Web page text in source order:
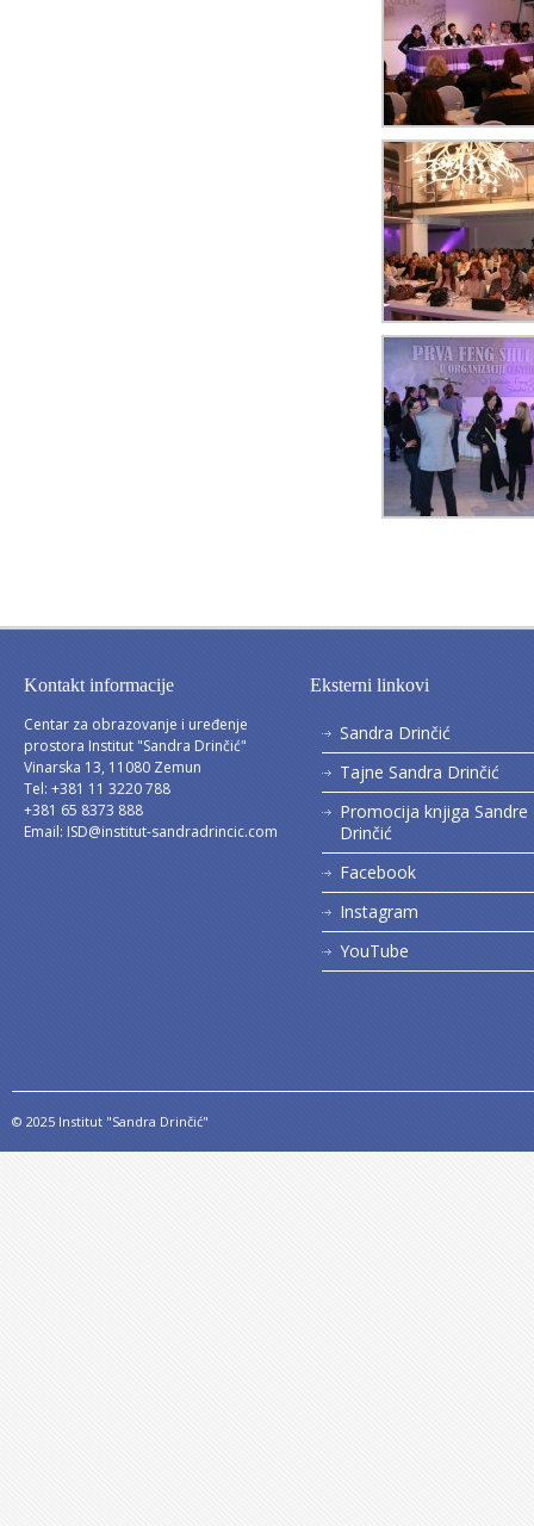
Kontakt informacije
Centar za obrazovanje i uređenje
prostora Institut "Sandra Drinčić"
Vinarska 13, 11080 Zemun
Tel: +381 11 3220 788
+381 65 8373 888
Email: ISD@institut-sandradrincic.com
Eksterni linkovi
Sandra Drinčić
Tajne Sandra Drinčić
Promocija knjiga Sandre
Drinčić
Facebook
Instagram
YouTube
© 2025 Institut "Sandra Drinčić"